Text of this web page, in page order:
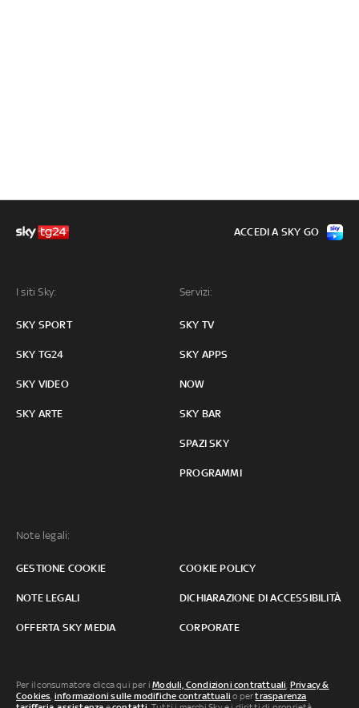
I siti Sky:
SKY SPORT
SKY TG24
SKY VIDEO
SKY ARTE
Servizi:
SKY TV
SKY APPS
NOW
SKY BAR
SPAZI SKY
PROGRAMMI
Note legali:
GESTIONE COOKIE COOKIE POLICY
NOTE LEGALI DICHIARAZIONE DI ACCESSIBILITÀ
OFFERTA SKY MEDIA CORPORATE
ACCEDI A SKY GO
Per il consumatore clicca qui per iModuli, Condizioni contrattuali, Privacy &
Cookies, informazioni sulle modifiche contrattuali o pertrasparenza